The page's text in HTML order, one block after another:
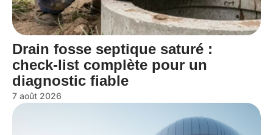
Drain fosse septique saturé :
check-list complète pour un
diagnostic fiable
7 août 2026